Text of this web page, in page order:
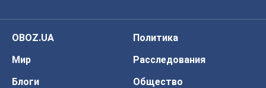
OBOZ.UA
Политика
Мир
Расследования
Блоги
Общество